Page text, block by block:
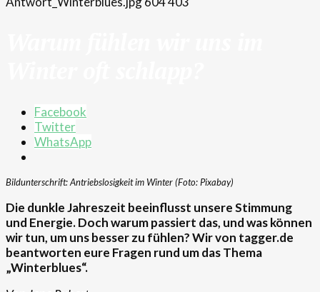
Facebook
Twitter
WhatsApp
Bildunterschrift: Antriebslosigkeit im Winter (Foto: Pixabay)
Die dunkle Jahreszeit beeinflusst unsere Stimmung
und Energie. Doch warum passiert das, und was können
wir tun, um uns besser zu fühlen? Wir von tagger.de
beantworten eure Fragen rund um das Thema
„Winterblues“.